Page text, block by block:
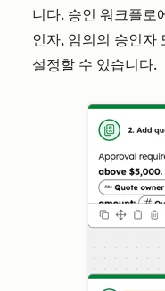
니다. 승인 워크플로
인자, 임의의 승인자
설정할 수 있습니다.